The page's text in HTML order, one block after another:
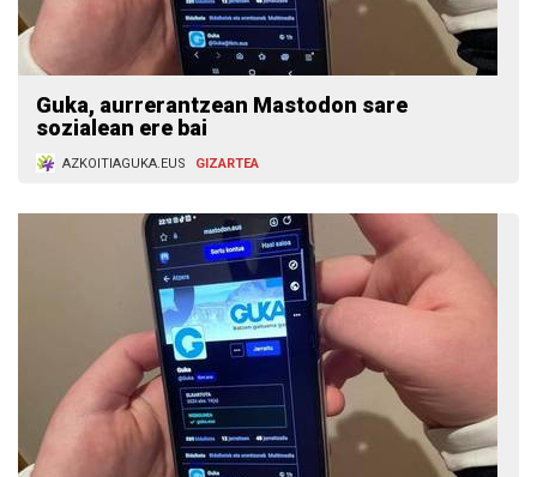
Guka, aurrerantzean Mastodon sare
sozialean ere bai
AZKOITIAGUKA.EUS GIZARTEA